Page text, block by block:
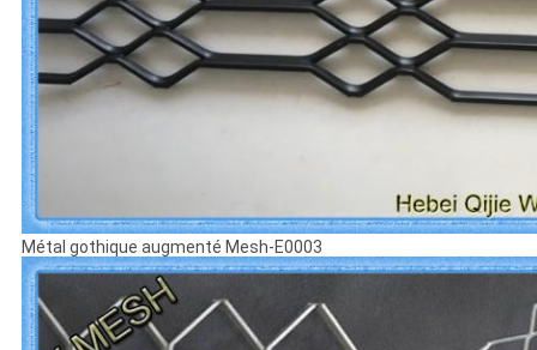
Métal gothique augmenté Mesh-E0003